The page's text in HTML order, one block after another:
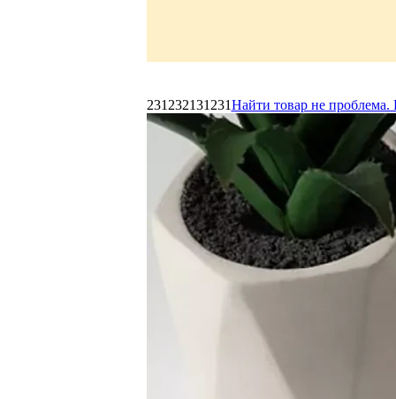
231232131231Найти товар не проблема.